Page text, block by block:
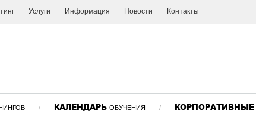
Услуги Информация Новости Контакты
/ КАЛЕНДАРЬ ОБУЧЕНИЯ / КОРПОРАТИВНЫЕ